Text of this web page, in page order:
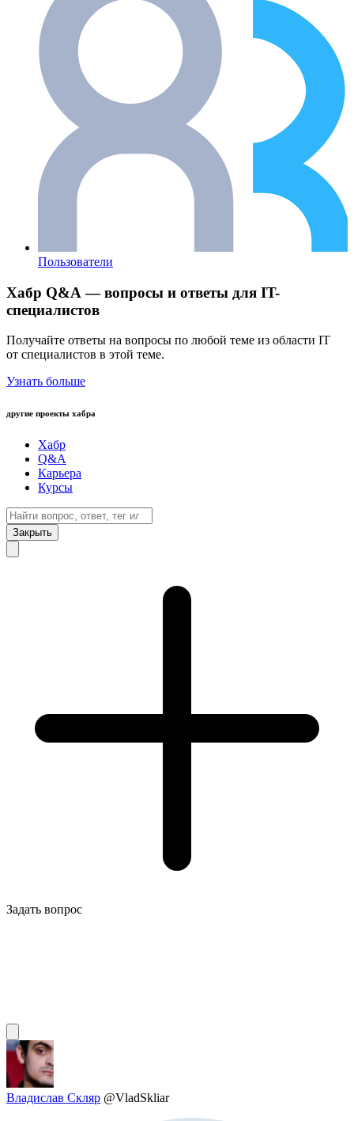
Пользователи
Хабр Q&A — вопросы и ответы для IT-
специалистов
Получайте ответы на вопросы по любой теме из области IT
от специалистов в этой теме.
Узнать больше
другие проекты хабра
Хабр
Q&A
Карьера
Курсы
Закрыть
Задать вопрос
Владислав Скляр @VladSkliar